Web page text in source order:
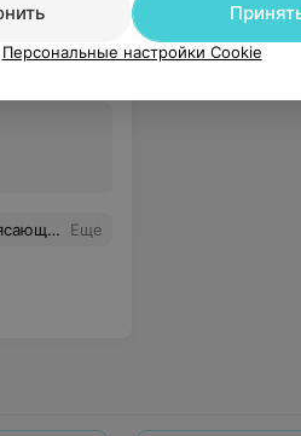
радуюсь своему отражению в зеркале. Спасибо вам за профессионала Еще
Персональные настройки Cookie